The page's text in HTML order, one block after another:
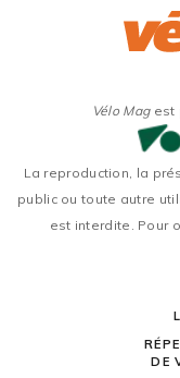
Vélo Magest
La reproduction, la
public ou toute autre
est interdite. Pour
DE